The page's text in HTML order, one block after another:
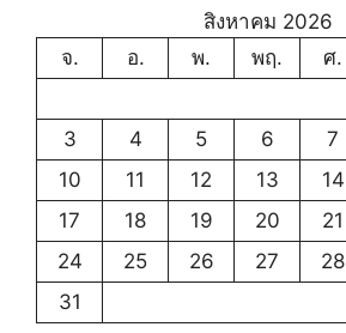
สิงหาคม 2026
จ.
อ. พ. พฤ. ศ.
3
4 5 6 7
10
11 12 13 14
17
18 19 20 21
24
25 26 27 28
31